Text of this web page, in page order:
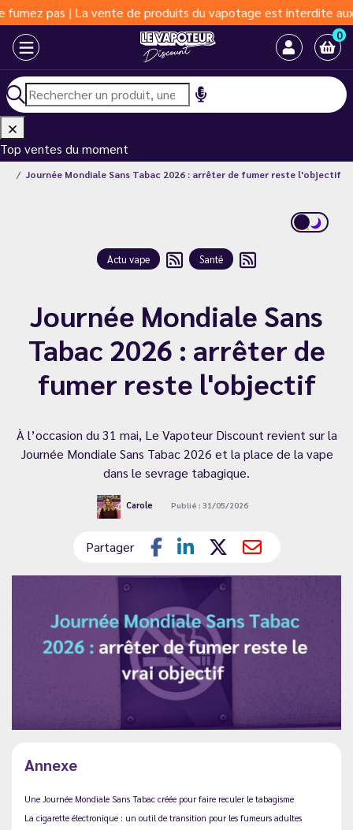
| La vente de produits du vapotage est interdite aux moins
0
Top ventes du moment
Journée Mondiale Sans Tabac 2026 : arrêter de fumer reste l'objectif
Actu vape Santé
Journée Mondiale Sans
Tabac 2026 : arrêter de
fumer reste l'objectif
À l’occasion du 31 mai, Le Vapoteur Discount revient sur la
Journée Mondiale Sans Tabac 2026 et la place de la vape
dans le sevrage tabagique.
Carole Publié : 31/05/2026
Partager
Annexe
Une Journée Mondiale Sans Tabac créée pour faire reculer le tabagisme
La cigarette électronique : un outil de transition pour les fumeurs adultes